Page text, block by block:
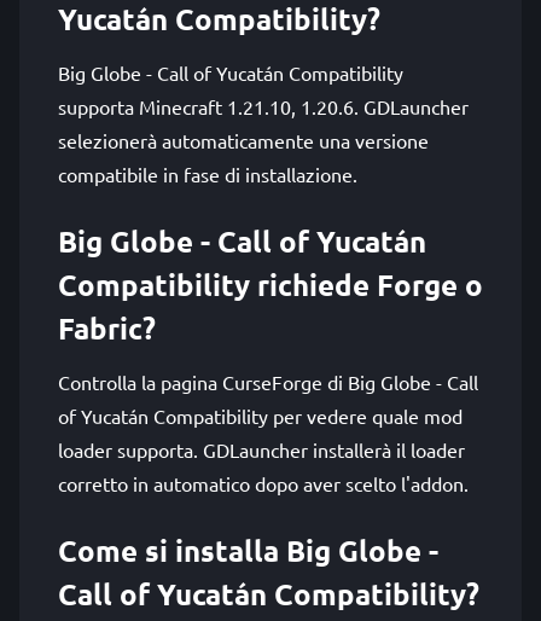
Yucatán Compatibility?
Big Globe - Call of Yucatán Compatibility
supporta Minecraft 1.21.10, 1.20.6. GDLauncher
selezionerà automaticamente una versione
compatibile in fase di installazione.
Big Globe - Call of Yucatán
Compatibility richiede Forge o
Fabric?
Controlla la pagina CurseForge di Big Globe - Call
of Yucatán Compatibility per vedere quale mod
loader supporta. GDLauncher installerà il loader
corretto in automatico dopo aver scelto l'addon.
Come si installa Big Globe -
Call of Yucatán Compatibility?